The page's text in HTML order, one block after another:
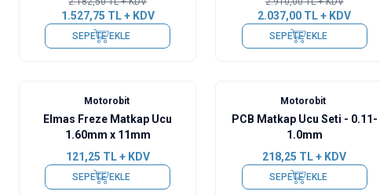
1.527,75 TL + KDV
SEPETE EKLE
2.037,00 TL + KDV
SEPETE EKLE
Motorobit
Elmas Freze Matkap Ucu
1.60mm x 11mm
121,25 TL + KDV
SEPETE EKLE
Motorobit
PCB Matkap Ucu Seti - 0.11-
1.0mm
218,25 TL + KDV
SEPETE EKLE